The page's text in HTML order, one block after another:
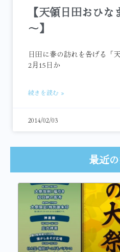
【天領日田おひ
～】
日田に春の訪れを告げる「
2月15日か
続きを読む »
2014/02/03
最近